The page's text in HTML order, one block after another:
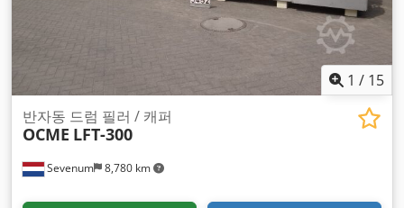
1 / 15
Sevenum 8,780 km
반자동 드럼 필러 / 캐퍼
OCME LFT-300